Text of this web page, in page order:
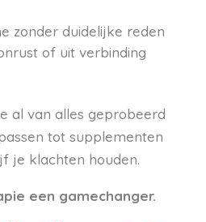
zonder duidelijke reden
of uit verbinding
al van alles geprobeerd
tot supplementen
je klachten houden.
een gamechanger.